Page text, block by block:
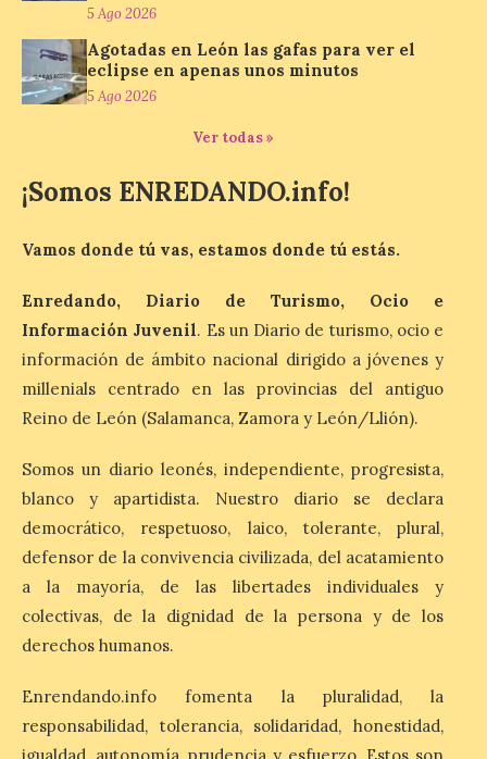
El estreno absoluto de la
obra “De indis. Por favor,
firme aquí” y la música del
grupo Carrion Folk,
protagonizan la oferta
semana dentro del
programa Salamanca
7 Ago 2026
El programa cultural
continúa este fin de
semana con propuestas
de teatro y música. En el
Patio Chico está previsto el estreno
salmantina […]
Ciclo “Mujeres en la
Historia y la
Peregrinación”, en
Benavides de Órbigo.
Conferencia de Victorina
Alonso, sobre la
5 Ago 2026
Agotadas en León las gafas para ver el
eclipse en apenas unos minutos
5 Ago 2026
Ver todas »
¡Somos ENREDANDO.info!
Vamos donde tú vas, estamos donde tú estás.
Enredando, Diario de Turismo, Ocio e
Información Juvenil. Es un Diario de turismo, ocio e
información de ámbito nacional dirigido a jóvenes y
millenials centrado en las provincias del antiguo
Reino de León (Salamanca, Zamora y León/Llión).
Somos un diario leonés, independiente, progresista,
blanco y apartidista. Nuestro diario se declara
democrático, respetuoso, laico, tolerante, plural,
defensor de la convivencia civilizada, del acatamiento
a la mayoría, de las libertades individuales y
colectivas, de la dignidad de la persona y de los
derechos humanos.
Enrendando.info fomenta la pluralidad, la
responsabilidad, tolerancia, solidaridad, honestidad,